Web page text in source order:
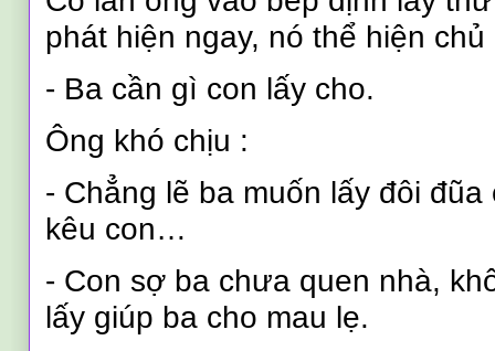
phát hiện ngay, nó thể hiện chủ
- Ba cần gì con lấy cho.
Ông khó chịu :
- Chẳng lẽ ba muốn lấy đôi
kêu con…
- Con sợ ba chưa quen nhà,
lấy giúp ba cho mau lẹ.